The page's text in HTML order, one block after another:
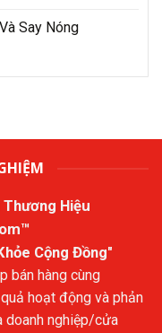
Say Nóng
Thương Hiệu
Cộng Đồng"
bán hàng cùng
hoạt động và phản
doanh nghiệp/cửa